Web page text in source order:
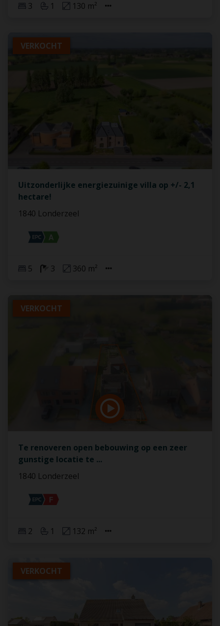
3 1 130 m²
VERKOCHT
Uitzonderlijke energiezuinige villa op +/- 2,1
hectare!
1840 Londerzeel
5 3 360 m²
VERKOCHT
Te renoveren open bebouwing op een zeer
gunstige locatie te ...
1840 Londerzeel
2 1 132 m²
VERKOCHT